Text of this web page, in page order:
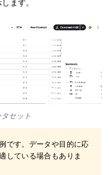
ます。
セット
です。データや目的に応
している場合もありま